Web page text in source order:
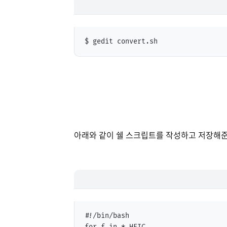
$ gedit convert.sh
아래와 같이 쉘 스크립트를 작성하고 저장해
#!/bin/bash